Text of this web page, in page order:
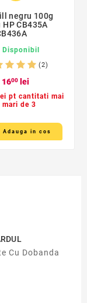
negru 100g
CB435A
Disponibil
(2)
1600 lei
pt cantitati mai
mari de 3
Adauga in cos
Cu Dobanda